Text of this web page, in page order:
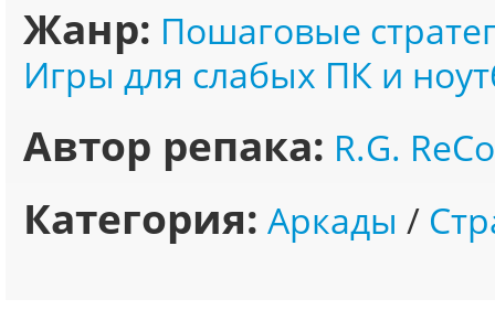
Жанр: Пошаговые
Игры для слабых ПК и
Автор репака: R.G.
Категория: Аркады /